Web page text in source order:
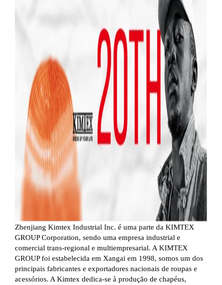
Zhenjiang Kimtex Industrial Inc. é uma parte da KIMTEX
GROUP Corporation, sendo uma empresa industrial e
comercial trans-regional e multiempresarial. A KIMTEX
GROUP foi estabelecida em Xangai em 1998, somos um dos
principais fabricantes e exportadores nacionais de roupas e
acessórios. A Kimtex dedica-se à produção de chapéus,